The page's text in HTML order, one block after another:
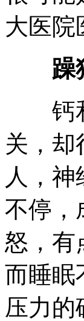
大医院
躁狂
钙和
关，却
人，
不停，
怒，有
而睡眠
压力的